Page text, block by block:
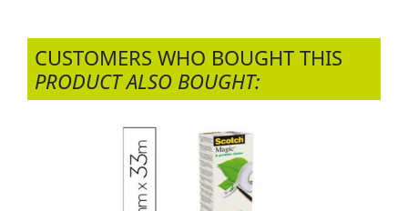
CUSTOMERS WHO BOUGHT THIS
PRODUCT ALSO BOUGHT: